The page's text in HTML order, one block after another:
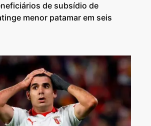
de subsídio de
menor patamar em seis